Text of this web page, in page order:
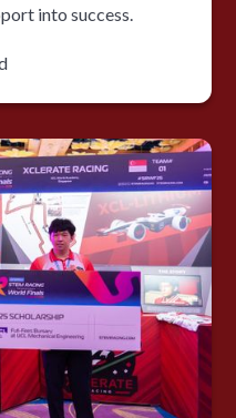
into success.